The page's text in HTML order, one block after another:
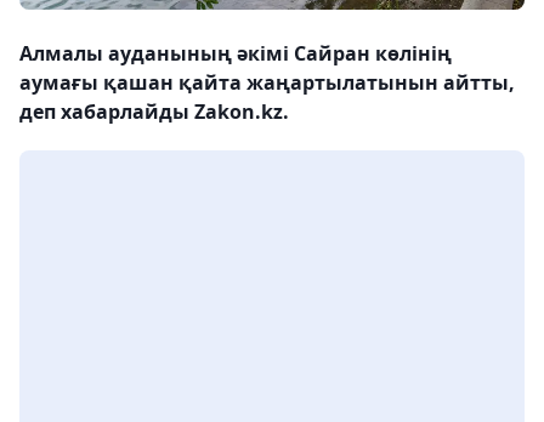
Алмалы ауданының әкімі Сайран көлінің
аумағы қашан қайта жаңартылатынын айтты,
деп хабарлайды Zakon.kz.